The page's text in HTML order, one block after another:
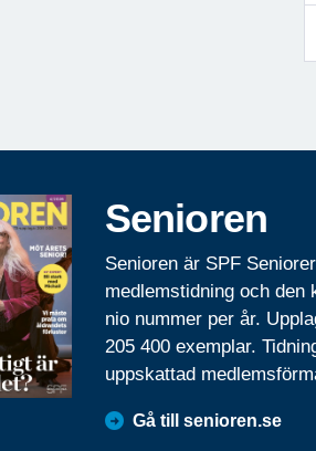
Senioren
Senioren är SPF
medlemstidning och den
nio nummer per år.
205 400 exemplar.
uppskattad
Gå till senioren.se